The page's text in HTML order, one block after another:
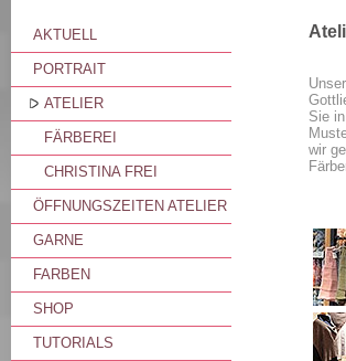
AKTUELL
PORTRAIT
ATELIER
FÄRBEREI
CHRISTINA FREI
ÖFFNUNGSZEITEN ATELIER
GARNE
FARBEN
SHOP
TUTORIALS
Sie
wir